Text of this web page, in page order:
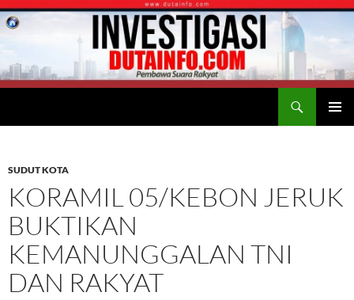
SUDUT KOTA
KORAMIL 05/KEBON JERUK
BUKTIKAN
KEMANUNGGALAN TNI
DAN RAKYAT